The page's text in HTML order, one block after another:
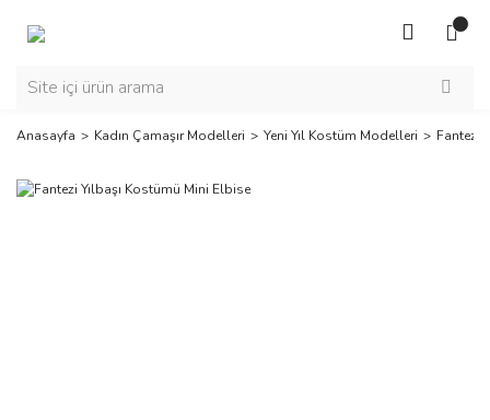
Anasayfa Kadın Çamaşır Modelleri Yeni Yıl Kostüm Modelleri Fantezi